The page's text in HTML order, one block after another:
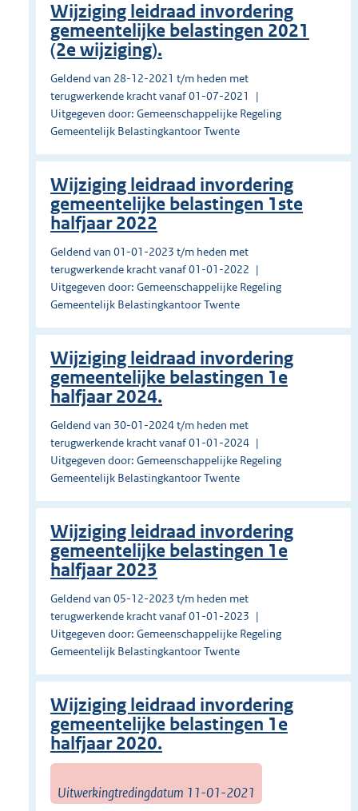
Wijziging leidraad invordering
gemeentelijke belastingen 2021
(2e wijziging).
Geldend van 28-12-2021 t/m heden met
terugwerkende kracht vanaf 01-07-2021
Uitgegeven door: Gemeenschappelijke Regeling
Gemeentelijk Belastingkantoor Twente
Wijziging leidraad invordering
gemeentelijke belastingen 1ste
halfjaar 2022
Geldend van 01-01-2023 t/m heden met
terugwerkende kracht vanaf 01-01-2022
Uitgegeven door: Gemeenschappelijke Regeling
Gemeentelijk Belastingkantoor Twente
Wijziging leidraad invordering
gemeentelijke belastingen 1e
halfjaar 2024.
Geldend van 30-01-2024 t/m heden met
terugwerkende kracht vanaf 01-01-2024
Uitgegeven door: Gemeenschappelijke Regeling
Gemeentelijk Belastingkantoor Twente
Wijziging leidraad invordering
gemeentelijke belastingen 1e
halfjaar 2023
Geldend van 05-12-2023 t/m heden met
terugwerkende kracht vanaf 01-01-2023
Uitgegeven door: Gemeenschappelijke Regeling
Gemeentelijk Belastingkantoor Twente
Wijziging leidraad invordering
gemeentelijke belastingen 1e
halfjaar 2020.
Uitwerkingtredingdatum 11-01-2021